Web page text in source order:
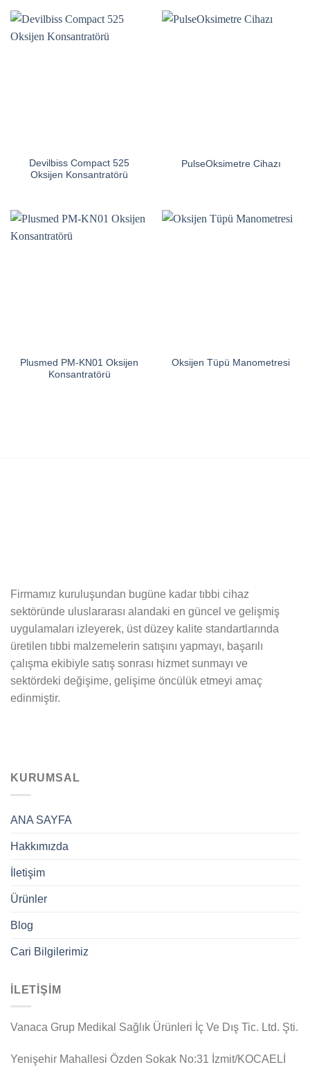
Devilbiss Compact 525
Oksijen Konsantratörü
PulseOksimetre Cihazı
Plusmed PM-KN01 Oksijen
Konsantratörü
Oksijen Tüpü Manometresi
Firmamız kuruluşundan bugüne kadar tıbbi cihaz
sektöründe uluslararası alandaki en güncel ve gelişmiş
uygulamaları izleyerek, üst düzey kalite standartlarında
üretilen tıbbi malzemelerin satışını yapmayı, başarılı
çalışma ekibiyle satış sonrası hizmet sunmayı ve
sektördeki değişime, gelişime öncülük etmeyi amaç
edinmiştir.
KURUMSAL
ANA SAYFA
Hakkımızda
İletişim
Ürünler
Blog
Cari Bilgilerimiz
İLETİŞİM
Vanaca Grup Medikal Sağlık Ürünleri İç Ve Dış Tic. Ltd. Şti.
Yenişehir Mahallesi Özden Sokak No:31 İzmit/KOCAELİ